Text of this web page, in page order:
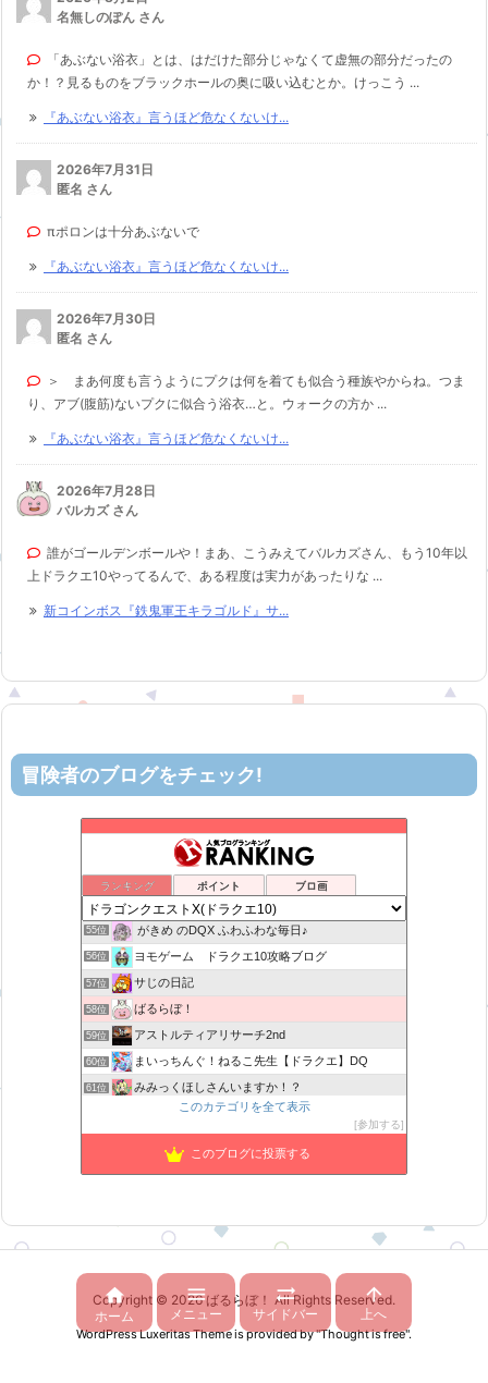
名無しのぽん さん
「あぶない浴衣」とは、はだけた部分じゃなくて虚無の部分だったの
か！？見るものをブラックホールの奥に吸い込むとか。けっこう ...
『あぶない浴衣』言うほど危なくないけ...
2026年7月31日
匿名 さん
πポロンは十分あぶないで
『あぶない浴衣』言うほど危なくないけ...
2026年7月30日
匿名 さん
＞ まあ何度も言うようにプクは何を着ても似合う種族やからね。つま
り、アブ(腹筋)ないプクに似合う浴衣…と。ウォークの方か ...
『あぶない浴衣』言うほど危なくないけ...
2026年7月28日
バルカズ さん
誰がゴールデンボールや！まあ、こうみえてバルカズさん、もう10年以
上ドラクエ10やってるんで、ある程度は実力があったりな ...
新コインボス『鉄鬼軍王キラゴルド』サ...
冒険者のブログをチェック!
ランキング ポイント ブロ画
リホレイショ・ゲームブログ
53位 机上の空論-DQ10エアプ日記
54位 カスミ心理学研究所
55位 がきめ のDQX ふわふわな毎日♪
56位 ヨモゲーム ドラクエ10攻略ブログ
57位 サじの日記
58位 ばるらぼ！
59位 アストルティアリサーチ2nd
60位 まいっちんぐ！ねるこ先生【ドラクエ】DQ
61位 みみっくほしさんいますか！？
ドラクエ 金策の寄り道
ぼーしゲーム
このカテゴリを全て表示
参加する
このブログに投票する
Copyright © 2026 ばるらぼ！ All Rights Reserved.
WordPress Luxeritas Theme is provided by "Thought is free".

ホーム

メニュー

サイドバー

上へ